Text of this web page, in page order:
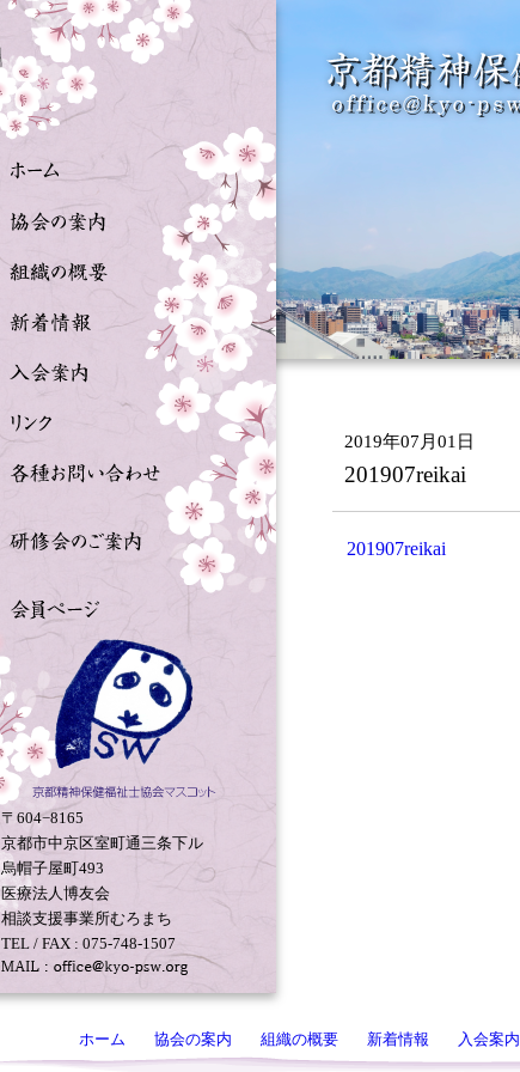
〒604−8165
京都市中京区室町通三条下ル
烏帽子屋町493
医療法人博友会
相談支援事業所むろまち
TEL / FAX : 075-748-1507
2019年07月01日
201907reikai
201907reikai
ホーム 協会の案内 組織の概要 新着情報 入会案内